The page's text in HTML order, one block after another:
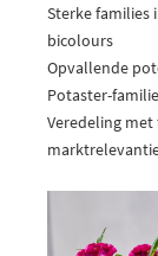
Sterke families
bicolours
Opvallende
Potaster-
Veredeling